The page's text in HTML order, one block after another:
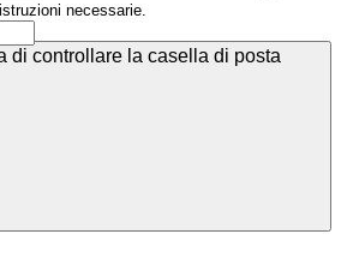
necessarie.
di controllare la casella di posta